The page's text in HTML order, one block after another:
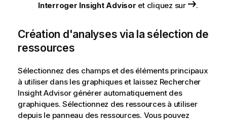
Interroger Insight Advisor et cliquez sur .
Création d'analyses via la sélection de
ressources
Sélectionnez des champs et des éléments principaux
à utiliser dans les graphiques et laissez Rechercher
Insight Advisorgénérer automatiquement des
graphiques. Sélectionnez des ressources à utiliser
depuis le panneau des ressources. Vous pouvez